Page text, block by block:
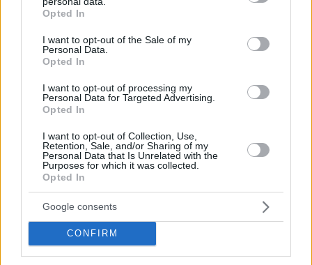
grant or deny consent to Google and its third-party tags to
use your data for below specified purposes in below Google
consent section.
Opted In
I want to opt-out of the Sale of my
Personal Data.
Opted In
I want to opt-out of processing my
Personal Data for Targeted Advertising.
Opted In
I want to opt-out of Collection, Use,
Retention, Sale, and/or Sharing of my
Personal Data that Is Unrelated with the
Purposes for which it was collected.
Opted In
Google consents
CONFIRM
Προφυλακίστηκαν ο δήμαρχος
Στυλίδας και δύο ακόμη
κατηγορούμενοι για την πυρκαγιά στη
Βοιωτία
Loaded
100.00%
Σάλος στη Λιθουανία από σαμποτάζ
σε προσπάθεια ρεκόρ powerlifting
από Βελγίδα: «Είμαι ρατσιστής και το
έκανα επίτηδες» έγραψε ο δράστης
07.08.2026, 06:51 41